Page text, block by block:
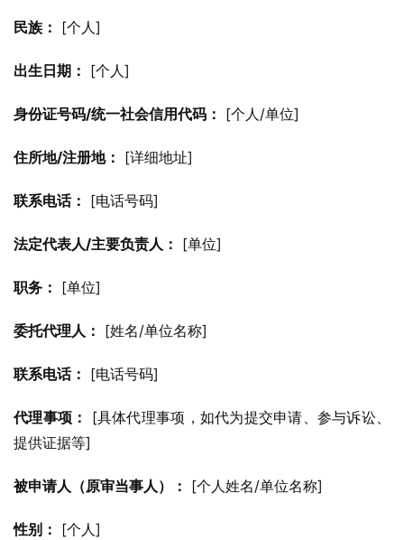
民族： [个人]
出生日期： [个人]
身份证号码/统一社会信用代码： [个人/单位]
住所地/注册地： [详细地址]
联系电话： [电话号码]
法定代表人/主要负责人： [单位]
职务： [单位]
委托代理人： [姓名/单位名称]
联系电话： [电话号码]
代理事项：
[具体代理事项，如代为提交申请、参与诉讼、
提供证据等]
被申请人（原审当事人）： [个人姓名/单位名称]
性别： [个人]